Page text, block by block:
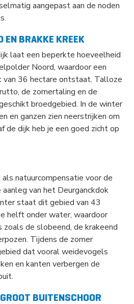
aangepast aan de noden
EN BRAKKE KREEK
laat een beperkte hoeveelheid
Noord, waardoor een
36 hectare ontstaat. Talloze
de zomertaling en de
broedgebied. In de winter
en ganzen zien neerstrijken om
de dijk heb je een goed zicht op
natuurcompensatie voor de
van het Deurganckdok
staat dit gebied van 43
helft onder water, waardoor
de slobeend, de krakeend
Tijdens de zomer
dat vooral weidevogels
en kanten verbergen de
BUITENSCHOOR